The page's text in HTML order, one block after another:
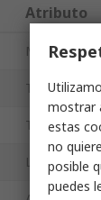
Atributo
Marca
Tipo Sub
Tipo de
Longitud
mostrar
estas
no
posible
puedes